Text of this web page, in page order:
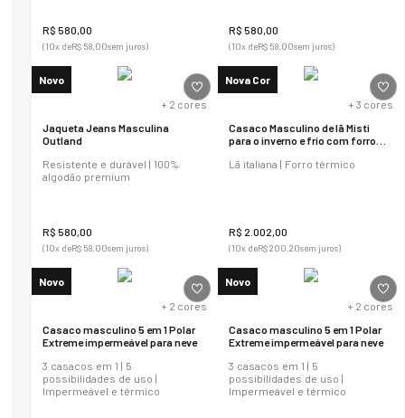
R$ 580 00
(10x deR$ 58,00sem juros)
R$ 580 00
(10x deR$ 58,00sem juros)
Novo
+ 2 cores
Jaqueta Jeans Masculina
Outland
Resistente e durável | 100%
algodão premium
R$ 580 00
(10x deR$ 58,00sem juros)
Nova Cor
+3 cores
Casaco Masculino de lã Misti
para o inverno e frio com forro
Lã italiana | Forro térmico
R$ 2 002 00
(10x deR$200,20sem juros)
Novo
+ 2 cores
Casaco masculino 5 em 1 Polar
Extreme impermeável para neve
3 casacos em 1 | 5
possibilidades de uso |
Impermeável e térmico
Novo
+ 2 cores
Casaco masculino 5 em 1 Polar
Extreme impermeável para neve
3 casacos em 1 | 5
possibilidades de uso |
Impermeável e térmico